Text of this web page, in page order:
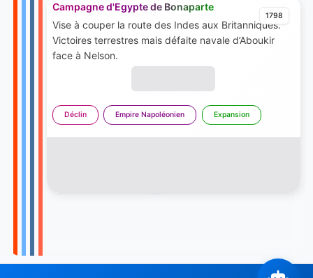
1798
Campagne d'Egypte de Bonaparte
Vise à couper la route des Indes aux Britanniques.
Victoires terrestres mais défaite navale d’Aboukir
face à Nelson.
Déclin Empire Napoléonien Expansion